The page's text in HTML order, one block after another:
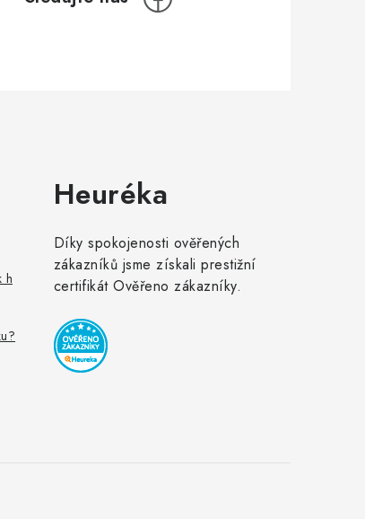
h
Heuréka
Díky spokojenosti ověřených
zákazníků jsme získali prestižní
certifikát Ověřeno zákazníky.